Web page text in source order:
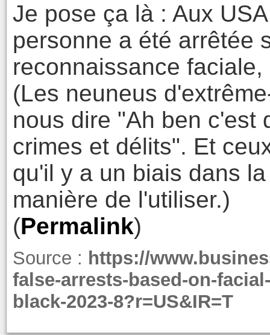
Je pose ça là : Aux
personne a été arrêtée
reconnaissance
(Les neuneus
nous dire "Ah ben c'est
crimes et délits". Et
qu'il y a un biais dans
manière de l'utiliser.)
(Permalink)
Source : https://
false-arrests-based-on-
black-2023-8?r=US&IR=T